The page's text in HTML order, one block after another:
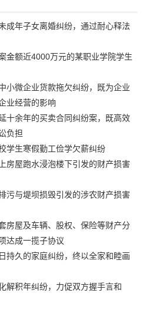
成年子女离婚纠纷，通过耐心释法
金额近4000万元的某职业学院学生
小微企业货款拖欠纠纷，既为企业
业经营的影响
十余年的买卖合同纠纷案，既高效
负担
学生寒假勤工俭学欠薪纠纷
房屋跑水浸泡楼下引发的财产损害
污与堤坝损毁引发的涉农财产损害
房屋及车辆、股权、保险等财产分
达成一揽子协议
持久的家庭纠纷，终以全家和睦画
解积年纠纷，力促双方握手言和